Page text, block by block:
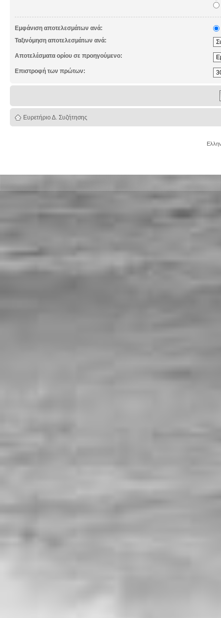
Εμφάνιση αποτελεσμάτων ανά:
Ταξινόμηση αποτελεσμάτων ανά:
Αποτελέσματα ορίου σε προηγούμενο:
Επιστροφή των πρώτων:
Ευρετήριο Δ. Συζήτησης